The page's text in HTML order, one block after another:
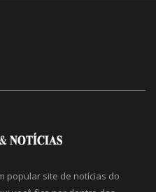
popular site de notícias do